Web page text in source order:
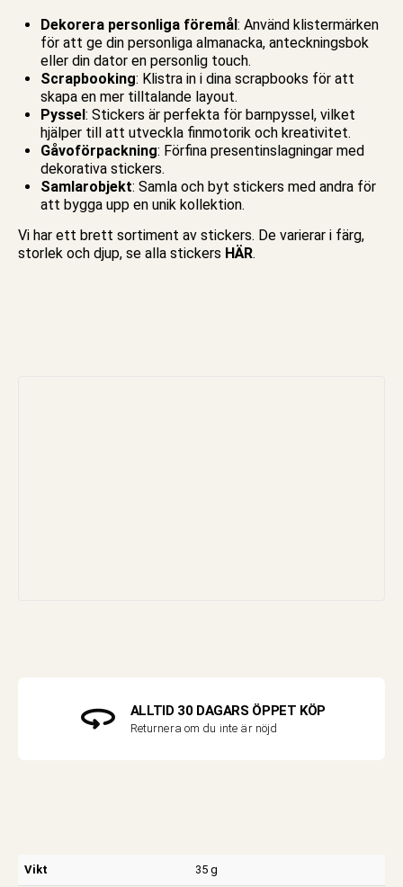
Dekorera personliga föremål: Använd klistermärken
för att ge din personliga almanacka, anteckningsbok
eller din dator en personlig touch.
Scrapbooking: Klistra in i dina scrapbooks för att
skapa en mer tilltalande layout.
Pyssel: Stickers är perfekta för barnpyssel, vilket
hjälper till att utveckla finmotorik och kreativitet.
Gåvoförpackning: Förfina presentinslagningar med
dekorativa stickers.
Samlarobjekt: Samla och byt stickers med andra för
att bygga upp en unik kollektion.
Vi har ett brett sortiment av stickers. De varierar i färg,
storlek och djup, se alla stickers HÄR.
ALLTID 30 DAGARS ÖPPET KÖP
Returnera om du inte är nöjd
Vikt 35 g